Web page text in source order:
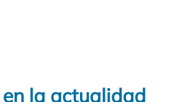
la actualidad